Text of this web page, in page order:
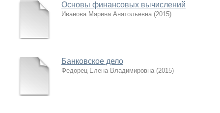
Основы финансовых вычислений
Иванова Марина Анатольевна (2015)
Банковское дело
Федорец Елена Владимировна (2015)